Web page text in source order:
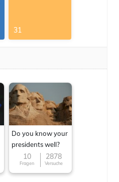
31
Do you know your
presidents well?
10
Fragen
2878
Versuche